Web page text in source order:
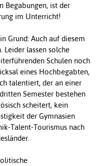
Begabungen, ist der
im Unterricht!
Grund: Auch auf diesem
Leider lassen solche
Schulen noch
eines Hochbegabten,
talentiert, der an einer
Semester bestehen
scheitert, kein
der Gymnasien
Talent-Tourismus nach